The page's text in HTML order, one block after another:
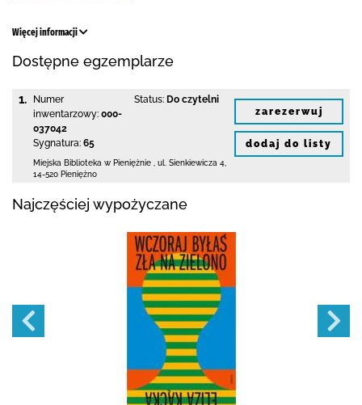
Więcej informacji
Dostępne egzemplarze
1.
Numer
inwentarzowy: 000-
037042
Sygnatura: 65
Status: Do czytelni
Miejska Biblioteka w Pieniężnie ul. Sienkiewicza 4
14-520 Pieniężno
zarezerwuj
dodaj do listy
Najczęściej wypożyczane